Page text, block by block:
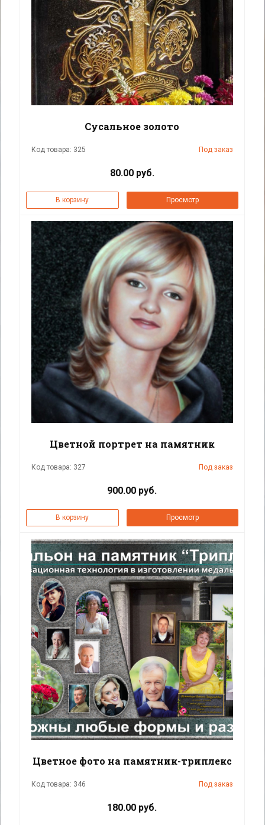
Сусальное золото
Код товара: 325 Под заказ
80.00 руб.
В корзину Просмотр
Цветной портрет на памятник
Код товара: 327 Под заказ
900.00 руб.
В корзину Просмотр
Цветное фото на памятник-триплекс
Код товара: 346 Под заказ
180.00 руб.